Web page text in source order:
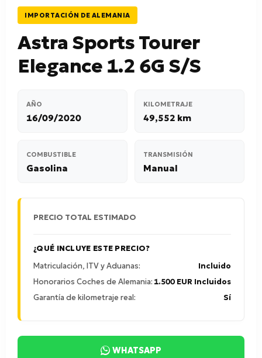
IMPORTACIÓN DE ALEMANIA
Astra Sports Tourer
Elegance 1.2 6G S/S
AÑO
16/09/2020
KILOMETRAJE
49,552 km
COMBUSTIBLE
Gasolina
TRANSMISIÓN
Manual
PRECIO TOTAL ESTIMADO
¿QUÉ INCLUYE ESTE PRECIO?
Matriculación, ITV y Aduanas:
Incluido
Honorarios Coches de Alemania: 1.500 EUR Incluidos
Garantía de kilometraje real:
Sí
WHATSAPP